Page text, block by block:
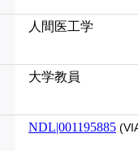
人間医工学
大学教員
NDL|001195885